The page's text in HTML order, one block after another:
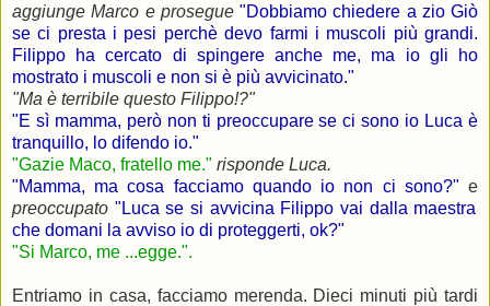
aggiunge Marco e prosegue "Dobbiamo chiedere a zio Giò
se ci presta i pesi perchè devo farmi i muscoli più grandi.
Filippo ha cercato di spingere anche me, ma io gli ho
mostrato i muscoli e non si è più avvicinato."
"Ma è terribile questo Filippo!?"
"E sì mamma, però non ti preoccupare se ci sono io Luca è
tranquillo, lo difendo io."
"Gazie Maco, fratello me." risponde Luca.
"Mamma, ma cosa facciamo quando io non ci sono?" e
preoccupato "Luca se si avvicina Filippo vai dalla maestra
che domani la avviso io di proteggerti, ok?"
"Si Marco, me ...egge.".
Entriamo in casa, facciamo merenda. Dieci minuti più tardi